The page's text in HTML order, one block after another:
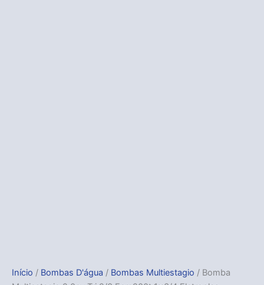
Início / Bombas D'água / Bombas Multiestagio / Bomba